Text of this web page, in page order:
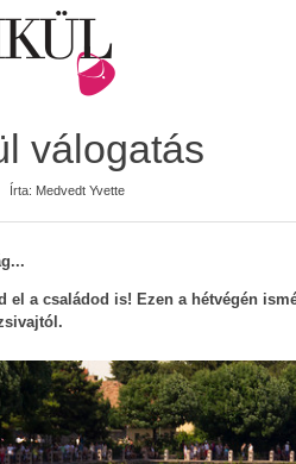
válogatás
Írta: Medvedt Yvette
el a családod is! Ezen a hétvégén